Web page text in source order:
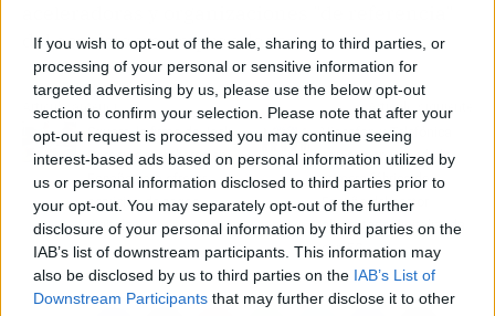
If you wish to opt-out of the sale, sharing to third parties, or
processing of your personal or sensitive information for
targeted advertising by us, please use the below opt-out
section to confirm your selection. Please note that after your
opt-out request is processed you may continue seeing
interest-based ads based on personal information utilized by
us or personal information disclosed to third parties prior to
your opt-out. You may separately opt-out of the further
disclosure of your personal information by third parties on the
IAB’s list of downstream participants. This information may
also be disclosed by us to third parties on the IAB’s List of
Downstream Participants that may further disclose it to other
del ecosistema emprendedor.
Artículo anterior
Square, la firma de Jack
Dorsey, desembarca en
España para ofrecer
servicios de pagos
digitales
Artículo siguiente
Viscofan y Telefónica
equipan en Cáseda la
primera fábrica de
España del sector
alimentario digitalizada
con 5G